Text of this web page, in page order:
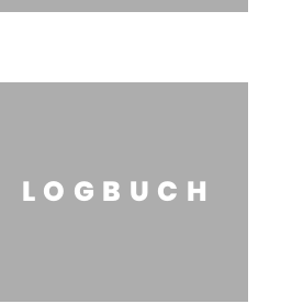
LOGBUCH